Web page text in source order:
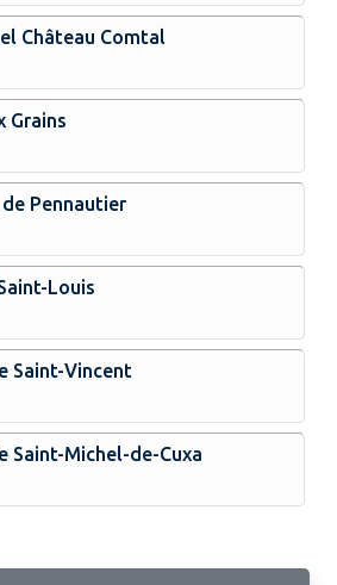
Château Comtal
Grains
Pennautier
Louis
Saint-Vincent
Saint-Michel-de-Cuxa